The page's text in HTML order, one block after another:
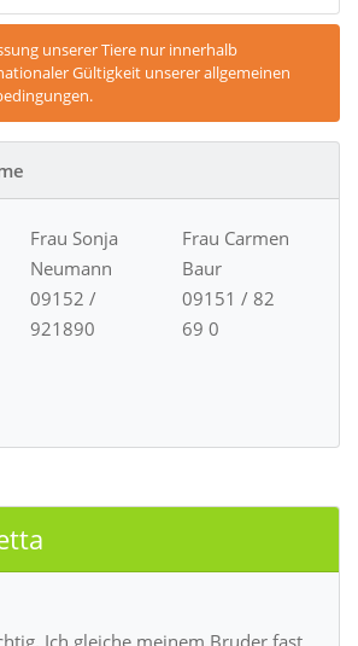
unserer Tiere nur innerhalb
Gültigkeit unserer allgemeinen
Frau Sonja
Neumann
09152 /
921890
Frau Carmen
Baur
09151 / 82
69 0